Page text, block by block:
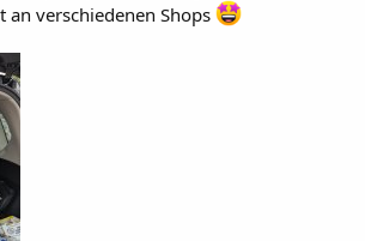
an verschiedenen Shops